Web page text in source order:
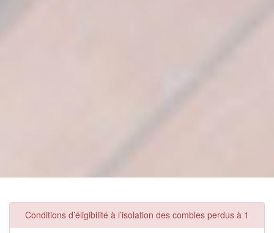
Conditions d’éligibilité à l’isolation des combles perdus à 1